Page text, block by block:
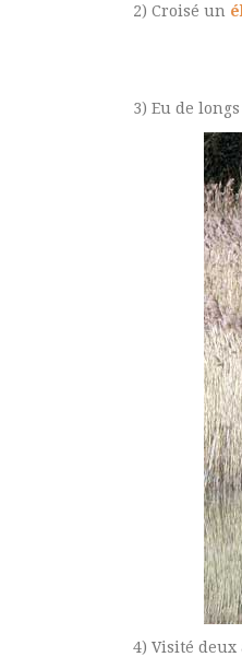
2) Croisé un
3) Eu de
4) Visité deux